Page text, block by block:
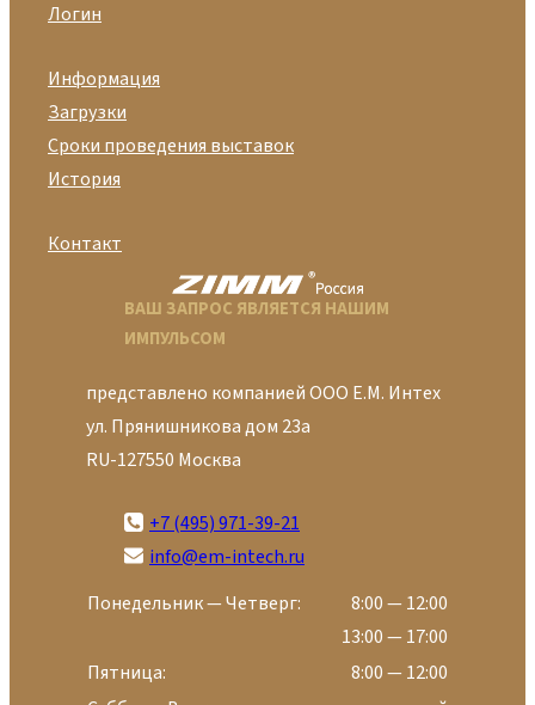
Логин
Информация
Загрузки
Сроки проведения выставок
История
Контакт
ВАШ ЗАПРОС ЯВЛЯЕТСЯ НАШИМ
ИМПУЛЬСОМ
представлено компанией ООО Е.М. Интех
ул. Прянишникова дом 23а
RU-127550 Москва
+7 (495) 971-39-21
info@em-intech.ru
Понедельник — Четверг:
8:00 — 12:00
13:00 — 17:00
Пятница:
8:00 — 12:00